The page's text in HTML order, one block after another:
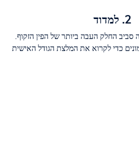
2. למדוד
סביב החלק העבה ביותר של הפין הזקוף.
כדי לקרוא את המלצת הגודל האישית